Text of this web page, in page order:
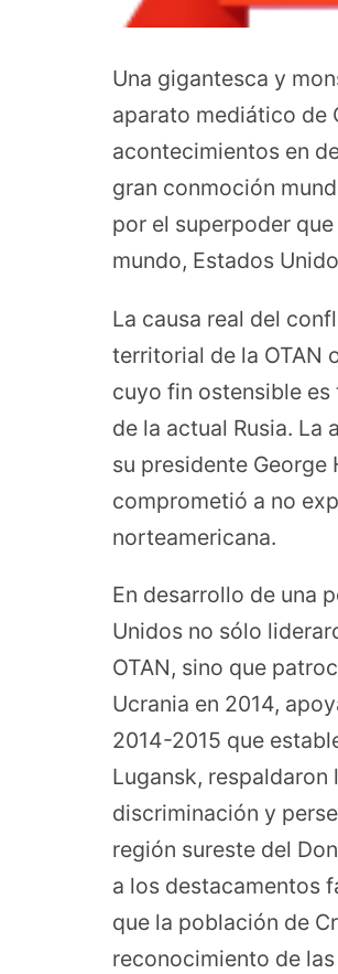
Una gigantesca y
aparato mediático de
acontecimientos en
gran conmoción
por el superpoder
mundo, Estados
La causa real del
territorial de la OTAN
cuyo fin ostensible
de la actual Rusia. La
su presidente George
comprometió a no
norteamericana.
En desarrollo de una
Unidos no sólo
OTAN, sino que
Ucrania en 2014,
2014-2015 que
Lugansk,
discriminación y
región sureste del
a los destacamentos
que la población de
reconocimiento de